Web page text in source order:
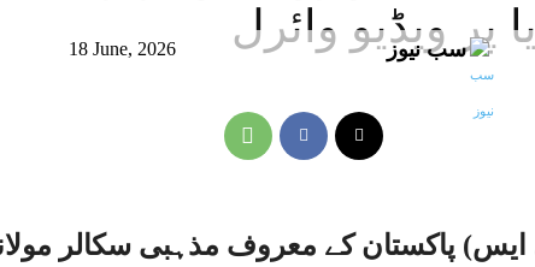
ویڈیو وائرل
18 June, 2026 سب نیوز
ایس) پاکستان کے معروف مذہبی سکالر